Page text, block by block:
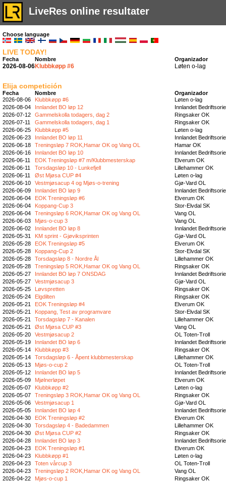
LiveRes online resultater
Choose language
LIVE TODAY!
Fecha Nombre Organizador
2026-08-06Klubbkøpp #6 Løten o-lag
Elija competición
Fecha Nombre
Organizador
2026-08-06
Klubbkøpp #6
Løten o-lag
2026-08-04
Innlandet BO løp 12
Innlandet
2026-07-12
Gammelskolla todagers, dag 2
Ringsaker OK
2026-07-11
Gammelskolla todagers, dag 1
Ringsaker OK
2026-06-25
Klubbkøpp #5
Løten o-lag
2026-06-23
Innlandet BO løp 11
Innlandet
2026-06-18
Treningsløp 7 ROK,Hamar OK og Vang OL
Hamar OK
2026-06-16
Innlandet BO løp 10
Innlandet
2026-06-11
EOK Treningsløp #7 m/Klubbmesterskap
Elverum OK
2026-06-11
Torsdagsløp 10 - Lunkefjell
Lillehammer OK
2026-06-11
Øst Mjøsa CUP #4
Løten o-lag
2026-06-10
Vestmjøsacup 4 og Mjøs-o-trening
Gjø-Vard OL
2026-06-09
Innlandet BO løp 9
Innlandet
2026-06-04
EOK Treningsløp #6
Elverum OK
2026-06-04
Koppang-Cup 3
Stor-Elvdal SK
2026-06-04
Treningsløp 6 ROK,Hamar OK og Vang OL
Vang OL
2026-06-03
Mjøs-o-cup 3
Vang OL
2026-06-02
Innlandet BO løp 8
Innlandet
2026-05-31
KM sprint - Gjøviksprinten
Gjø-Vard OL
2026-05-28
EOK Treningsløp #5
Elverum OK
2026-05-28
Koppang-Cup 2
Stor-Elvdal SK
2026-05-28
Torsdagsløp 8 - Nordre Ål
Lillehammer OK
2026-05-28
Treningsløp 5 ROK,Hamar OK og Vang OL
Ringsaker OK
2026-05-27
Innlandet BO løp 7 ONSDAG
Innlandet
2026-05-27
Vestmjøsacup 3
Gjø-Vard OL
2026-05-25
Løvspretten
Ringsaker OK
2026-05-24
Elgdilten
Ringsaker OK
2026-05-21
EOK Treningsløp #4
Elverum OK
2026-05-21
Koppang, Test av programvare
Stor-Elvdal SK
2026-05-21
Torsdagsløp 7 - Kanalen
Lillehammer OK
2026-05-21
Øst Mjøsa CUP #3
Vang OL
2026-05-20
Vestmjøsacup 2
OL Toten-Troll
2026-05-19
Innlandet BO løp 6
Innlandet
2026-05-14
Klubbkøpp #3
Ringsaker OK
2026-05-14
Torsdagsløp 6 - Åpent klubbmesterskap
Lillehammer OK
2026-05-13
Mjøs-o-cup 2
OL Toten-Troll
2026-05-12
Innlandet BO løp 5
Innlandet
2026-05-09
Mjølnerløpet
Elverum OK
2026-05-07
Klubbkøpp #2
Løten o-lag
2026-05-07
Treningsløp 3 ROK,Hamar OK og Vang OL
Ringsaker OK
2026-05-06
Vestmjøsacup 1
Gjø-Vard OL
2026-05-05
Innlandet BO løp 4
Innlandet
2026-04-30
EOK Treningsløp #2
Elverum OK
2026-04-30
Torsdagsløp 4 - Badedammen
Lillehammer OK
2026-04-30
Øst Mjøsa CUP #2
Ringsaker OK
2026-04-28
Innlandet BO løp 3
Innlandet
2026-04-23
EOK Treningsløp #1
Elverum OK
2026-04-23
Klubbkøpp #1
Løten o-lag
2026-04-23
Toten vårcup 3
OL Toten-Troll
2026-04-23
Treningsløp 2 ROK,Hamar OK og Vang OL
Vang OL
2026-04-22
Mjøs-o-cup 1
Ringsaker OK